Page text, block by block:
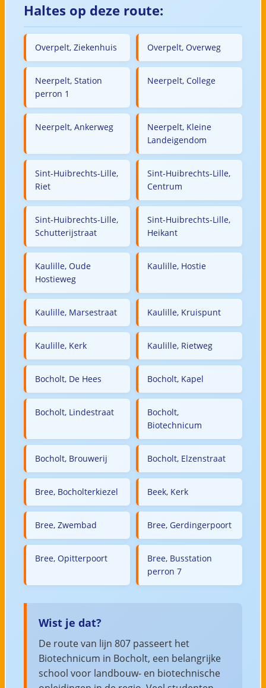
Haltes op deze route:
Overpelt, Ziekenhuis Overpelt, Overweg
Neerpelt, Station
perron 1
Neerpelt, College
Neerpelt, Ankerweg
Neerpelt, Kleine
Landeigendom
Sint-Huibrechts-Lille,
Riet
Sint-Huibrechts-Lille,
Centrum
Sint-Huibrechts-Lille,
Schutterijstraat
Sint-Huibrechts-Lille,
Heikant
Kaulille, Oude
Hostieweg
Kaulille, Hostie
Kaulille, Marsestraat Kaulille, Kruispunt
Kaulille, Kerk Kaulille, Rietweg
Bocholt, De Hees Bocholt, Kapel
Bocholt, Lindestraat
Bocholt,
Biotechnicum
Bocholt, Brouwerij Bocholt, Elzenstraat
Bree, Bocholterkiezel Beek, Kerk
Bree, Zwembad Bree, Gerdingerpoort
Bree, Opitterpoort
Bree, Busstation
perron 7
Wist je dat?
De route van lijn 807 passeert het
Biotechnicum in Bocholt, een belangrijke
school voor landbouw- en biotechnische